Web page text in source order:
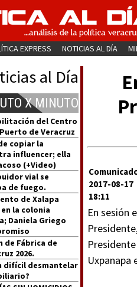
EXPRESS NOTICIAS AL DÍA
al Día
X MINUTO
del Centro
de Veracruz
copiar la
influencer; ella
(+Video)
vial se
de fuego.
de Xalapa
la colonia
Daniela Griego
de Fábrica de
2026.
difícil desmantelar
2017-08-17
18:11
En sesión
Uxpanapa